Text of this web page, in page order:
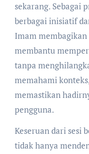
sekarang. Sebagai
berbagai inisiatif
Imam
membantu
tanpa
memahami
memastikan
pengguna.
Keseruan dari sesi
tidak hanya